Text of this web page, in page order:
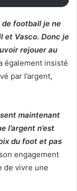
de football je ne
et Vasco. Donc je
rejouer au
également insisté
par l’argent,
maintenant
l’argent n’est
du foot et pas
engagement
de vivre une